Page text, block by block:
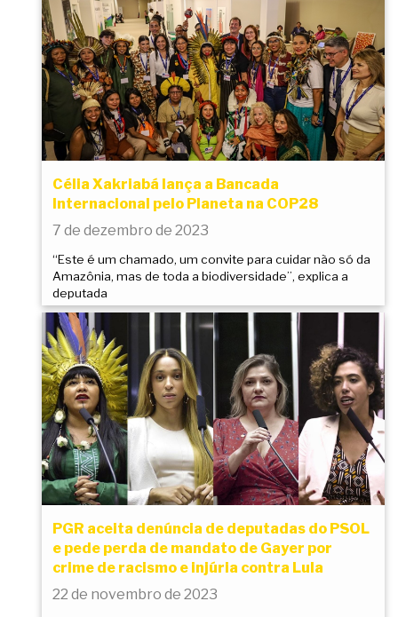
Célia Xakriabá lança a Bancada
Internacional pelo Planeta na COP28
7 de dezembro de 2023
“Este é um chamado, um convite para cuidar não só da
Amazônia, mas de toda a biodiversidade”, explica a
deputada
PGR aceita denúncia de deputadas do PSOL
e pede perda de mandato de Gayer por
crime de racismo e injúria contra Lula
22 de novembro de 2023